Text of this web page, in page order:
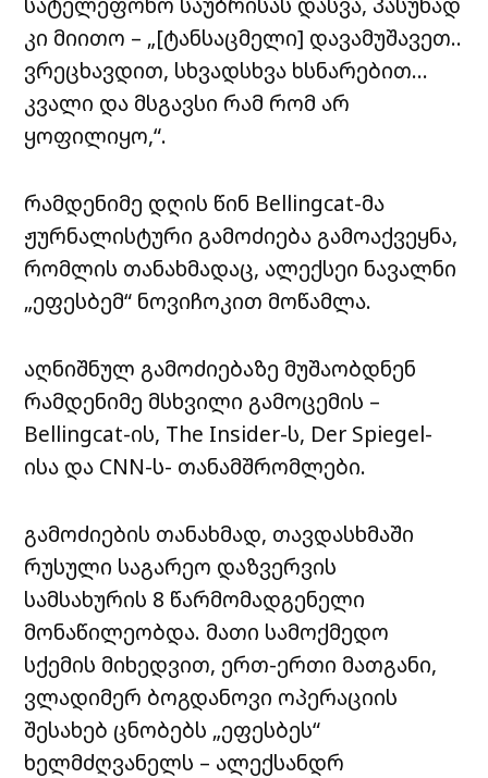
კი მიითო – „[ტანსაცმელი] დავამუშავეთ..
ვრეცხავდით, სხვადსხვა ხსნარებით…
კვალი და მსგავსი რამ რომ არ
ყოფილიყო,“.
რამდენიმე დღის წინ Bellingcat-მა
ჟურნალისტური გამოძიება გამოაქვეყნა,
რომლის თანახმადაც, ალექსეი ნავალნი
„ეფესბემ“ ნოვიჩოკით მოწამლა.
აღნიშნულ გამოძიებაზე მუშაობდნენ
რამდენიმე მსხვილი გამოცემის –
Bellingcat-ის, The Insider-ს, Der Spiegel-
ისა და CNN-ს- თანამშრომლები.
გამოძიების თანახმად, თავდასხმაში
რუსული საგარეო დაზვერვის
სამსახურის 8 წარმომადგენელი
მონაწილეობდა. მათი სამოქმედო
სქემის მიხედვით, ერთ-ერთი მათგანი,
ვლადიმერ ბოგდანოვი ოპერაციის
შესახებ ცნობებს „ეფესბეს“
ხელმძღვანელს – ალექსანდრ